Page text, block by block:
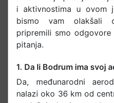
i aktivnostima u ovom
bismo vam olakšali
pripremili smo odgovore
pitanja.
1. Da li Bodrum ima svoj
Da, međunarodni
nalazi oko 36 km od